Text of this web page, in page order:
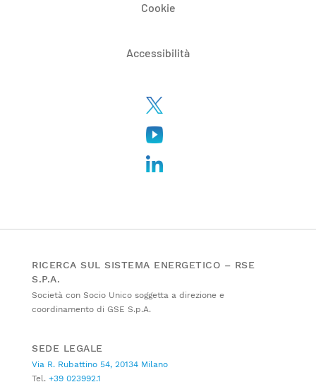
Cookie
Accessibilità
RICERCA SUL SISTEMA ENERGETICO – RSE
S.P.A.
Società con Socio Unico soggetta a direzione e
coordinamento di GSE S.p.A.
SEDE LEGALE
Via R. Rubattino 54, 20134 Milano
Tel. +39 023992.1